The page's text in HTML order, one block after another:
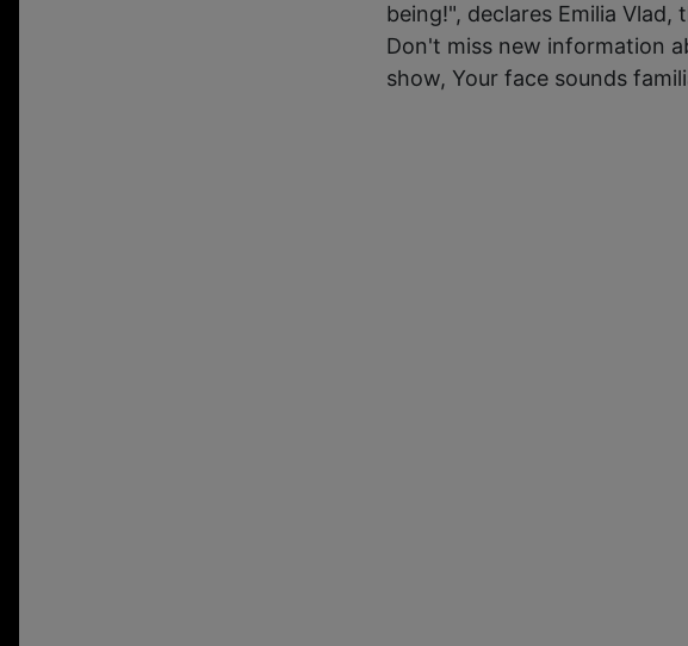
being!", declares Emilia
Don't miss new information
show, Your face sounds